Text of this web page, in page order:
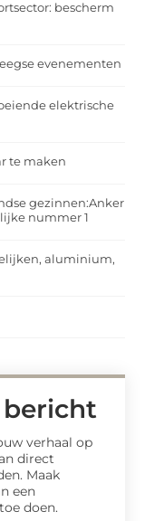
bescherm
evenementen
elektrische
te maken
gezinnen:Anker
nummer 1
aluminium,
bericht
verhaal op
direct
Maak
een
doen.